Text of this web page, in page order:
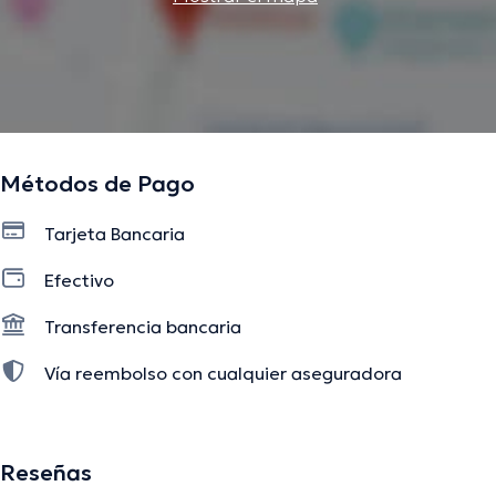
Métodos de Pago
Tarjeta Bancaria
Efectivo
Transferencia bancaria
Vía reembolso con cualquier aseguradora
Reseñas